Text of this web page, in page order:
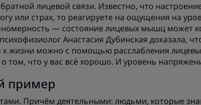
лицевой связи. Известно, что
или страх, то реагируете на ощущения на
— состояние лицевых мышц может
Анастасия Дубинская доказала,
к жизни можно с помощью расслабления
о том, что у вас всё хорошо. И уровень
пример
Причём деятельными: людьми, которые